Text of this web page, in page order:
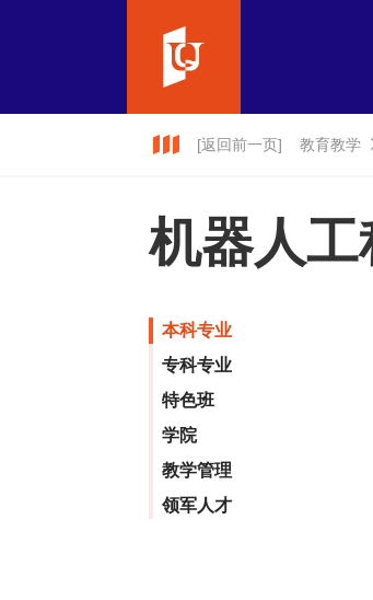
[返回前一页] 教育教学
机器人工
本科专业
专科专业
特色班
学院
教学管理
领军人才